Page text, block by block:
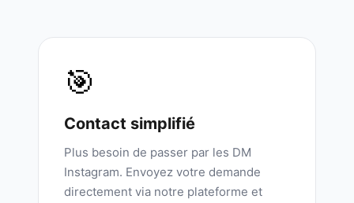
🎯
Contact simplifié
Plus besoin de passer par les DM
Instagram. Envoyez votre demande
directement via notre plateforme et